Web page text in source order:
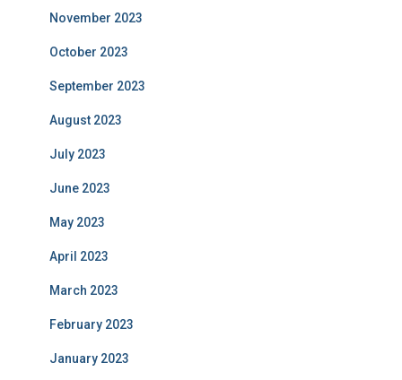
November 2023
October 2023
September 2023
August 2023
July 2023
June 2023
May 2023
April 2023
March 2023
February 2023
January 2023